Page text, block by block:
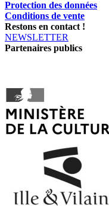
Protection des données
Conditions de vente
Restons en contact !
NEWSLETTER
Partenaires publics